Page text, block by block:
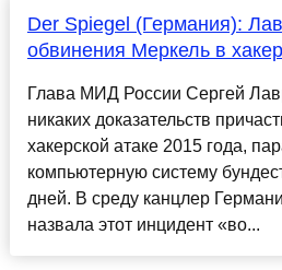
Der Spiegel (Германия):
обвинения Меркель в
Глава МИД России Сергей
никаких доказательств
хакерской атаке 2015 года,
компьютерную систему
дней. В среду канцлер
назвала этот инцидент «во...